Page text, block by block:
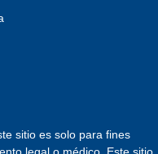
sitio es solo para fines